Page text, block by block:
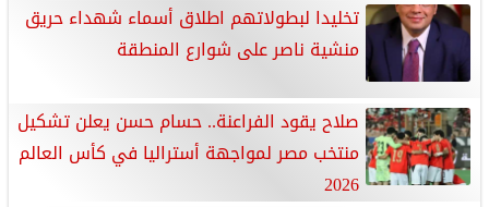
تخليدا لبطولاتهم اطلاق أسماء شهداء حريق
منشية ناصر على شوارع المنطقة
صلاح يقود الفراعنة.. حسام حسن يعلن تشكيل
منتخب مصر لمواجهة أستراليا في كأس العالم
2026